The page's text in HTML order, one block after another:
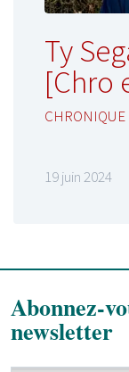
Ty
[Chro
CHRONIQUE
19 juin 2024
Abonnez-
newsletter